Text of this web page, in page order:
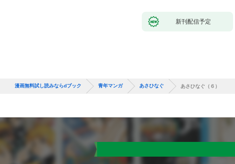
新刊配信予定
漫画無料試し読みならdブック 青年マンガ あさひなぐ あさひなぐ（６）